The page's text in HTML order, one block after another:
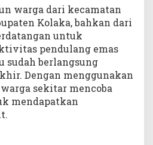
warga dari kecamatan
Kolaka, bahkan dari
untuk
pendulang emas
sudah berlangsung
Dengan menggunakan
sekitar mencoba
mendapatkan